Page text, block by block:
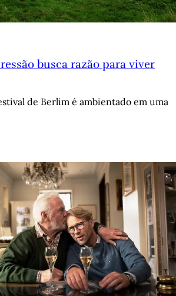
busca razão para viver
de Berlim é ambientado em uma